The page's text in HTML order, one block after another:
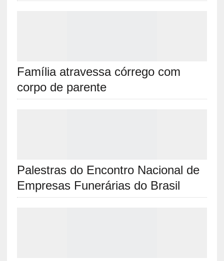
Família atravessa córrego com
corpo de parente
Palestras do Encontro Nacional de
Empresas Funerárias do Brasil